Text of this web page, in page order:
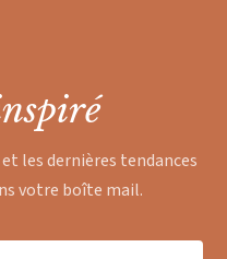
les dernières tendances
votre boîte mail.